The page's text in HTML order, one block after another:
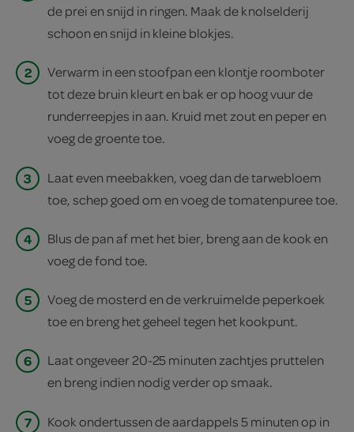
de prei en snijd in ringen. Maak de knolselderij
schoon en snijd in kleine blokjes.
2
Verwarm in een stoofpan een klontje roomboter
tot deze bruin kleurt en bak er op hoog vuur de
runderreepjes in aan. Kruid met zout en peper en
voeg de groente toe.
3
Laat even meebakken, voeg dan de tarwebloem
toe, schep goed om en voeg de tomatenpuree toe.
4
Blus de pan af met het bier, breng aan de kook en
voeg de fond toe.
5
Voeg de mosterd en de verkruimelde peperkoek
toe en breng het geheel tegen het kookpunt.
6
Laat ongeveer 20-25 minuten zachtjes pruttelen
en breng indien nodig verder op smaak.
7
Kook ondertussen de aardappels 5 minuten op in